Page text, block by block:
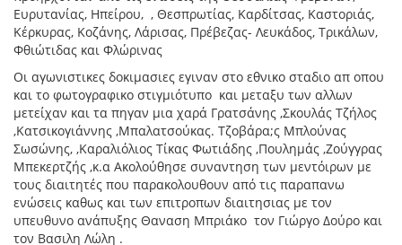
Ευρυτανίας, Ηπείρου, , Θεσπρωτίας, Καρδίτσας, Καστοριάς,
Κέρκυρας, Κοζάνης, Λάρισας, Πρέβεζας- Λευκάδος, Τρικάλων,
Φθιώτιδας και Φλώρινας
Οι αγωνιστικες δοκιμασιες εγιναν στο εθνικο σταδιο απ οπου
και το φωτογραφικο στιγμιότυπο και μεταξυ των αλλων
μετείχαν και τα πηγαν μια χαρά Γρατσάνης ,Σκουλάς Τζήλος
,Κατσικογιάννης ,Μπαλατσούκας. Τζοβάρα;ς Μπλούνας
Σωσώνης, ,Καραλιόλιος Τίκας Φωτιάδης ,Πουλημάς ,Ζούγγρας
Μπεκερτζής ,κ.α Ακολούθησε συναντηση των μεντόιρων με
τους διαιτητές που παρακολουθουν από τις παραπανω
ενώσεις καθως και των επιτροπων διαιτησιας με τον
υπευθυνο ανάπυξης Θαναση Μπριάκο τον Γιώργο Δούρο και
τον Βασιλη Λώλη .